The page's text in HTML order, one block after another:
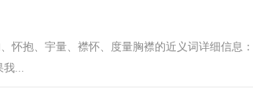
怀抱、宇量、襟怀、度量胸襟的近义词详细信息
我...